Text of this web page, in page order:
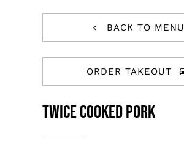
BACK TO MENU
ORDER TAKEOUT
Twice Cooked Pork